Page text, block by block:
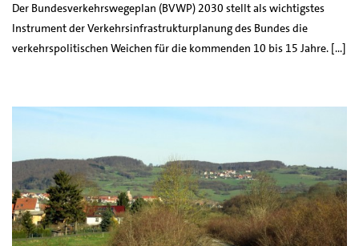
Der Bundesverkehrswegeplan (BVWP) 2030 stellt als wichtigstes
Instrument der Verkehrsinfrastrukturplanung des Bundes die
verkehrspolitischen Weichen für die kommenden 10 bis 15 Jahre. […]